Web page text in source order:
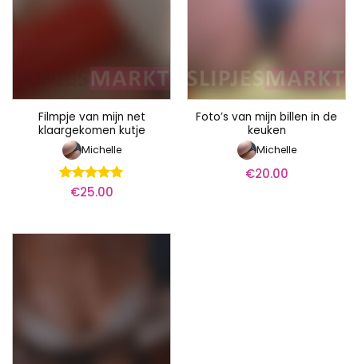
Filmpje van mijn net
klaargekomen kutje
Michelle
Waardering
€25.00
Foto’s van mijn billen in de
keuken
Michelle
€20.00